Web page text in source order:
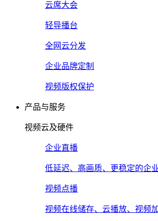
云席大会
轻导播台
全网云分发
企业品牌定制
视频版权保护
产品与服务
视频云及硬件
企业直播
低延迟、高画质、更稳定的企
视频点播
视频在线储存、云播放、视频